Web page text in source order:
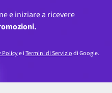
e iniziare a ricevere
Policye iTermini di Serviziodi Google.